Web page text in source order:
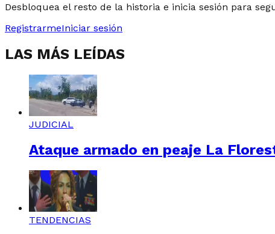
Desbloquea el resto de la historia e inicia sesión para
RegistrarmeIniciar sesión
LAS MÁS LEÍDAS
JUDICIAL
Ataque armado en peaje La
TENDENCIAS